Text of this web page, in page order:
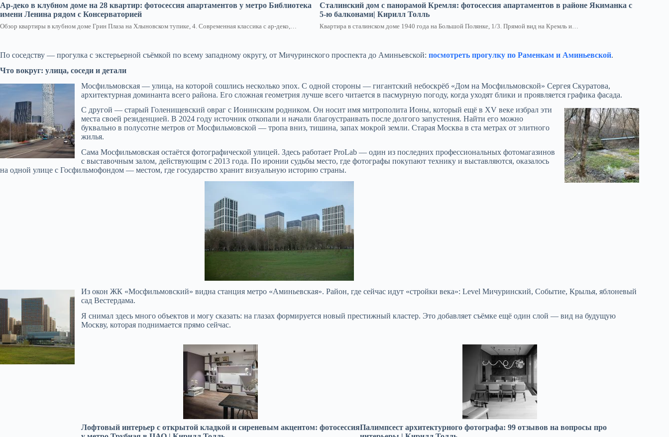
Ар-деко в клубном доме на 28 квартир: фотосессия апартаментов у метро Библиотека
имени Ленина рядом с Консерваторией
Обзор квартиры в клубном доме Грин Плаза на Хлыновском тупике, 4. Современная классика с ар-деко,…
Сталинский дом с панорамой Кремля: фотосессия апартаментов в районе Якиманка с
5-ю балконами| Кирилл Толль
Квартира в сталинском доме 1940 года на Большой Полянке, 1/3. Прямой вид на Кремль и…
По соседству — прогулка с экстерьерной съёмкой по всему западному округу, от Мичуринского проспекта до Аминьевской: посмотреть прогулку по Раменкам и Аминьевской.
Что вокруг: улица, соседи и детали
Мосфильмовская — улица, на которой сошлись несколько эпох. С одной стороны — гигантский небоскрёб «Дом на Мосфильмовской» Сергея Скуратова,
архитектурная доминанта всего района. Его сложная геометрия лучше всего читается в пасмурную погоду, когда уходят блики и проявляется графика фасада.
С другой — старый Голенищевский овраг с Ионинским родником. Он носит имя митрополита Ионы, который ещё в XV веке избрал эти
места своей резиденцией. В 2024 году источник откопали и начали благоустраивать после долгого запустения. Найти его можно
буквально в полусотне метров от Мосфильмовской — тропа вниз, тишина, запах мокрой земли. Старая Москва в ста метрах от элитного
жилья.
Сама Мосфильмовская остаётся фотографической улицей. Здесь работает ProLab — один из последних профессиональных фотомагазинов
с выставочным залом, действующим с 2013 года. По иронии судьбы место, где фотографы покупают технику и выставляются, оказалось
на одной улице с Госфильмофондом — местом, где государство хранит визуальную историю страны.
Из окон ЖК «Мосфильмовский» видна станция метро «Аминьевская». Район, где сейчас идут «стройки века»: Level Мичуринский, Событие, Крылья, яблоневый
сад Вестердама.
Я снимал здесь много объектов и могу сказать: на глазах формируется новый престижный кластер. Это добавляет съёмке ещё один слой — вид на будущую
Москву, которая поднимается прямо сейчас.
Лофтовый интерьер с открытой кладкой и сиреневым акцентом: фотосессияПалимпсест архитектурного фотографа: 99 отзывов на вопросы про